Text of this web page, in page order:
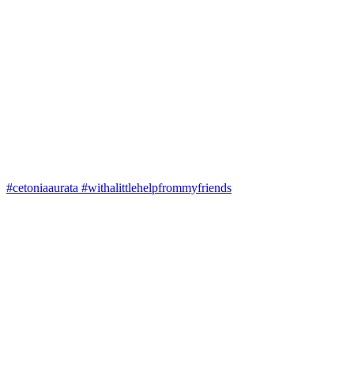
#cetoniaaurata #withalittlehelpfrommyfriends